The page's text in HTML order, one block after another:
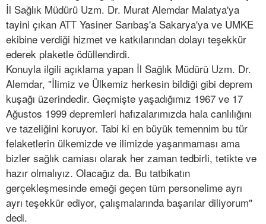
İl Sağlık Müdürü Uzm. Dr. Murat Alemdar Malatya'ya
tayini çıkan ATT Yasiner Sarıbaş'a Sakarya'ya ve UMKE
ekibine verdiği hizmet ve katkılarından dolayı teşekkür
ederek plaketle ödüllendirdi.
Konuyla ilgili açıklama yapan İl Sağlık Müdürü Uzm. Dr.
Alemdar, "İlimiz ve Ülkemiz herkesin bildiği gibi deprem
kuşağı üzerindedir. Geçmişte yaşadığımız 1967 ve 17
Ağustos 1999 depremleri hafızalarımızda hala canlılığını
ve tazeliğini koruyor. Tabi ki en büyük temennim bu tür
felaketlerin ülkemizde ve ilimizde yaşanmaması ama
bizler sağlık camiası olarak her zaman tedbirli, tetikte ve
hazır olmalıyız. Olacağız da. Bu tatbikatın
gerçekleşmesinde emeği geçen tüm personelime ayrı
ayrı teşekkür ediyor, çalışmalarında başarılar diliyorum"
dedi.